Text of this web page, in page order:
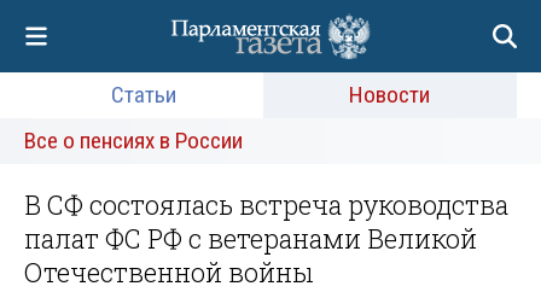
Статьи
Новости
Все о пенсиях в России
В СФ состоялась встреча руководства
палат ФС РФ с ветеранами Великой
Отечественной войны